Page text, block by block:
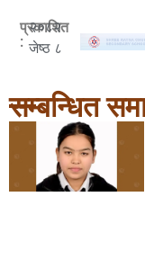
प्रकाशित
:
२०८२
जेष्ठ ८
सम्बन्धित